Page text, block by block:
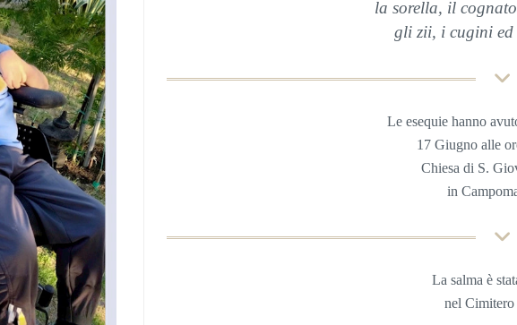
la sorella, il
gli zii, i cugini
Le esequie hanno
17 Giugnoalle
Chiesa di S.
in
La salma è
nelCimitero